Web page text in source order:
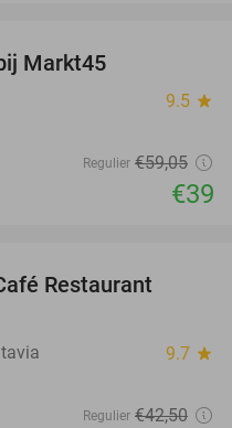
Markt45
9.5 star
Regulier €59,05
€39
Restaurant
9.7 star
Regulier €42,50